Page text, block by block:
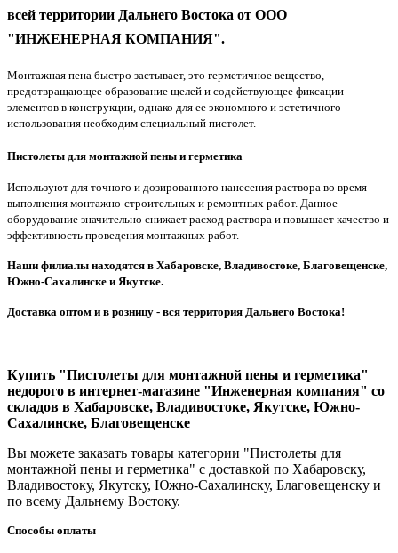
всей территории Дальнего Востока от ООО
"ИНЖЕНЕРНАЯ КОМПАНИЯ".
Монтажная пена быстро застывает, это герметичное вещество,
предотвращающее образование щелей и содействующее фиксации
элементов в конструкции, однако для ее экономного и эстетичного
использования необходим специальный пистолет.
Пистолеты для монтажной пены и герметика
Используют для точного и дозированного нанесения раствора во время
выполнения монтажно-строительных и ремонтных работ. Данное
оборудование значительно снижает расход раствора и повышает качество и
эффективность проведения монтажных работ.
Наши филиалы находятся в Хабаровске, Владивостоке, Благовещенске,
Южно-Сахалинске и Якутске.
Доставка оптом и в розницу - вся территория Дальнего Востока!
Купить "Пистолеты для монтажной пены и герметика"
недорого в интернет-магазине "Инженерная компания" со
складов в Хабаровске, Владивостоке, Якутске, Южно-
Сахалинске, Благовещенске
Вы можете заказать товары категории "Пистолеты для
монтажной пены и герметика" с доставкой по Хабаровску,
Владивостоку, Якутску, Южно-Сахалинску, Благовещенску и
по всему Дальнему Востоку.
Способы оплаты